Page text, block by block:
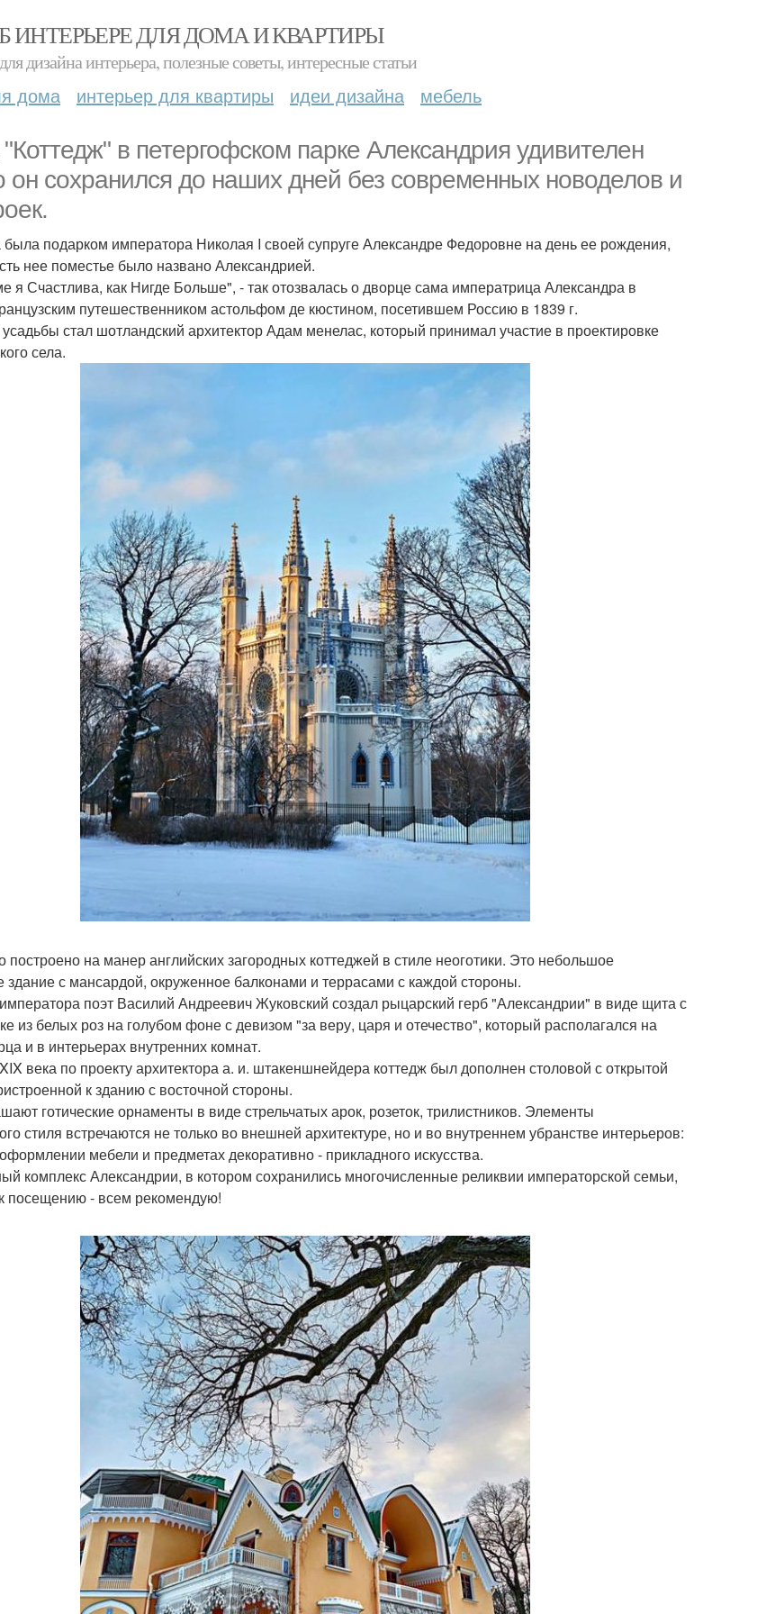
ИНТЕРЬЕРЕ ДЛЯ ДОМА И КВАРТИРЫ
дизайна интерьера, полезные советы, интересные статьи
дома интерьер для квартиры идеи дизайна мебель
в петергофском парке Александрия удивителен
он сохранился до наших дней без современных новоделов и
была подарком императора Николая I своей супруге Александре Федоровне на день ее рождения,
нее поместье было названо Александрией.
я Счастлива, как Нигде Больше", - так отозвалась о дворце сама императрица Александра в
путешественником астольфом де кюстином, посетившем Россию в 1839 г.
стал шотландский архитектор Адам менелас, который принимал участие в проектировке
села.
на манер английских загородных коттеджей в стиле неоготики. Это небольшое
здание с мансардой, окруженное балконами и террасами с каждой стороны.
поэт Василий Андреевич Жуковский создал рыцарский герб "Александрии" в виде щита с
из белых роз на голубом фоне с девизом "за веру, царя и отечество", который располагался на
и в интерьерах внутренних комнат.
века по проекту архитектора а. и. штакеншнейдера коттедж был дополнен столовой с открытой
к зданию с восточной стороны.
готические орнаменты в виде стрельчатых арок, розеток, трилистников. Элементы
стиля встречаются не только во внешней архитектуре, но и во внутреннем убранстве интерьеров:
мебели и предметах декоративно - прикладного искусства.
комплекс Александрии, в котором сохранились многочисленные реликвии императорской семьи,
посещению - всем рекомендую!